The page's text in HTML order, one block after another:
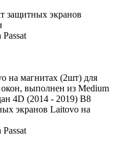
защитных экранов
на магнитах (2шт) для
выполнен из Medium
4D (2014 - 2019) B8
экранов Laitovo на